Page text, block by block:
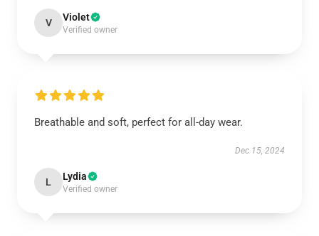
V Violet
Verified owner
Breathable and soft, perfect for all-day wear.
Dec 15, 2024
L Lydia
Verified owner